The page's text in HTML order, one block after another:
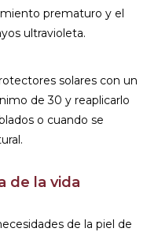
prematuro y el
ultravioleta.
solares con un
de 30 y reaplicarlo
o cuando se
de la vida
de la piel de